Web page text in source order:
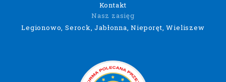
Kontakt
Nasz zasięg
Legionowo, Serock, Jabłonna, Nieporęt, Wieliszew